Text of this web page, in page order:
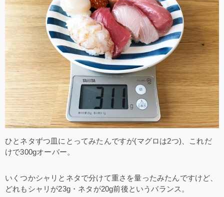
ひとネタずつ皿にとってみたんですが(マグロは2つ)、これだ
けで300gオーバー。
いくつかシャリとネタで分けて重さを量ったみたんですけど、
どれもシャリが23g・ネタが20g前後というバランス。